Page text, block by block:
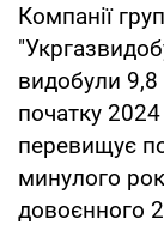
Компанії
видобули
початку
перевищує
минулого
довоєнного